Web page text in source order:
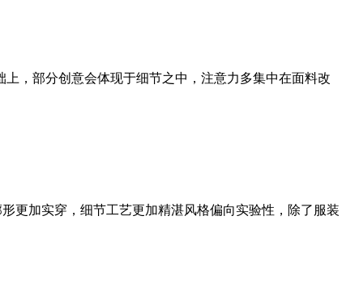
，部分创意会体现于细节之中，注意力多集中在面料改
加实穿，细节工艺更加精湛风格偏向实验性，除了服装